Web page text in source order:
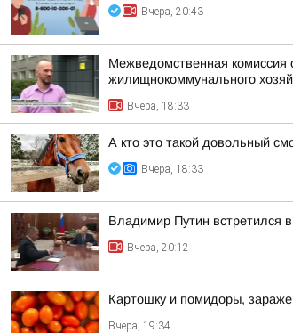
Вчера, 20:43
Межведомственная комиссия
жилищнокоммунального
Вчера, 18:33
А кто это такой довольный
Вчера, 18:33
Владимир Путин встретился
Вчера, 20:12
Картошку и помидоры,
Вчера, 19:34